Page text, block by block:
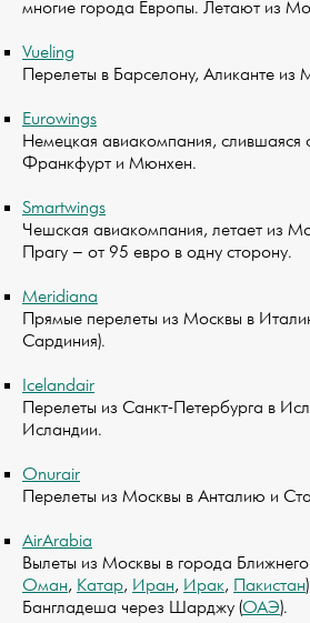
многие города Европы. Летают из
Vueling
Перелеты в Барселону, Аликанте из
Eurowings
Немецкая авиакомпания,
Франкфурт и Мюнхен.
Smartwings
Чешская авиакомпания, летает из
Прагу – от 95 евро в одну сторону.
Meridiana
Прямые перелеты из Москвы в
Сардиния).
Icelandair
Перелеты из Санкт-Петербурга в
Исландии.
Onurair
Перелеты из Москвы в Анталию и
AirArabia
Вылеты из Москвы в города
Оман, Катар, Иран, Ирак, Пакистан
Бангладеша через Шарджу (ОАЭ).